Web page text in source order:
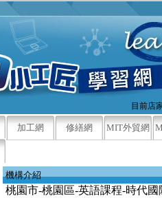
目前店
加工網 修繕網 MIT外貿網
機構介紹
桃園市-桃園區-英語課程-時代